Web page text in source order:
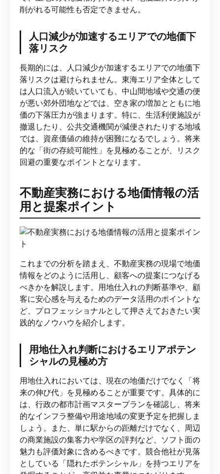
削がれる可能性も否定できません。
人口減少が加速するエリアでの地価下
落リスク
長期的には、人口減少が加速するエリアでの地価下
落リスクは避けられません。東海エリア全体として
は人口流入が続いていても、中山間地域や交通の便
が悪い郊外団地などでは、空き家の増加とともに地
価の下落圧力が強まります。特に、生活利便施設が
撤退したり、公共交通機関が減便されたりする地域
では、資産価値の維持が困難になるでしょう。将来
的な「街の存続可能性」を見極めることが、リスク
回避の重要なポイントとなります。
不動産実務における地価情報の活
用と提案ポイント
これまでの分析を踏まえ、不動産実務の現場で地価
情報をどのように活用し、顧客への提案につなげる
べきかを解説します。用地仕入れの判断基準や、顧
客に安心感を与えるためのデータ活用のポイントな
ど、プロフェッショナルとして押さえておきたい実
践的なノウハウを紹介します。
用地仕入れ判断におけるエリアポテン
シャルの見極め方
用地仕入れにおいては、現在の地価だけでなく「将
来の伸び代」を見極めることが重要です。具体的に
は、行政の都市計画マスタープランを確認し、将来
的なインフラ整備や用途地域の変更予定を把握しま
しょう。また、単に駅からの距離だけでなく、周辺
の商業施設の集客力や学区の評判など、ソフト面の
魅力も評価対象に含めるべきです。競合他社が見落
としている「隠れたポテンシャル」を持つエリアを